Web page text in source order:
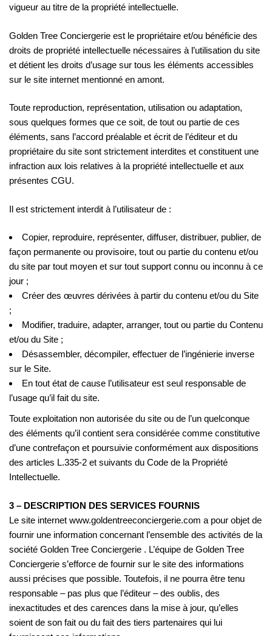
vigueur au titre de la propriété intellectuelle.
Golden Tree Conciergerie est le propriétaire et/ou bénéficie des
droits de propriété intellectuelle nécessaires à l’utilisation du site
et détient les droits d’usage sur tous les éléments accessibles
sur le site internet mentionné en amont.
Toute reproduction, représentation, utilisation ou adaptation,
sous quelques formes que ce soit, de tout ou partie de ces
éléments, sans l’accord préalable et écrit de l’éditeur et du
propriétaire du site sont strictement interdites et constituent une
infraction aux lois relatives à la propriété intellectuelle et aux
présentes CGU.
Il est strictement interdit à l’utilisateur de :
Copier, reproduire, représenter, diffuser, distribuer, publier, de
façon permanente ou provisoire, tout ou partie du contenu et/ou
du site par tout moyen et sur tout support connu ou inconnu à ce
jour ;
Créer des œuvres dérivées à partir du contenu et/ou du Site
;
Modifier, traduire, adapter, arranger, tout ou partie du Contenu
et/ou du Site ;
Désassembler, décompiler, effectuer de l’ingénierie inverse
sur le Site.
En tout état de cause l’utilisateur est seul responsable de
l’usage qu’il fait du site.
Toute exploitation non autorisée du site ou de l’un quelconque
des éléments qu’il contient sera considérée comme constitutive
d’une contrefaçon et poursuivie conformément aux dispositions
des articles L.335-2 et suivants du Code de la Propriété
Intellectuelle.
3 – DESCRIPTION DES SERVICES FOURNIS
Le site internet www.goldentreeconciergerie.com a pour objet de
fournir une information concernant l’ensemble des activités de la
société Golden Tree Conciergerie . L’équipe de Golden Tree
Conciergerie s’efforce de fournir sur le site des informations
aussi précises que possible. Toutefois, il ne pourra être tenu
responsable – pas plus que l’éditeur – des oublis, des
inexactitudes et des carences dans la mise à jour, qu’elles
soient de son fait ou du fait des tiers partenaires qui lui